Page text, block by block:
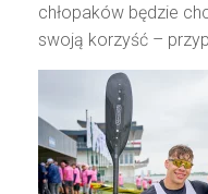
chłopaków będzie
swoją korzyść –